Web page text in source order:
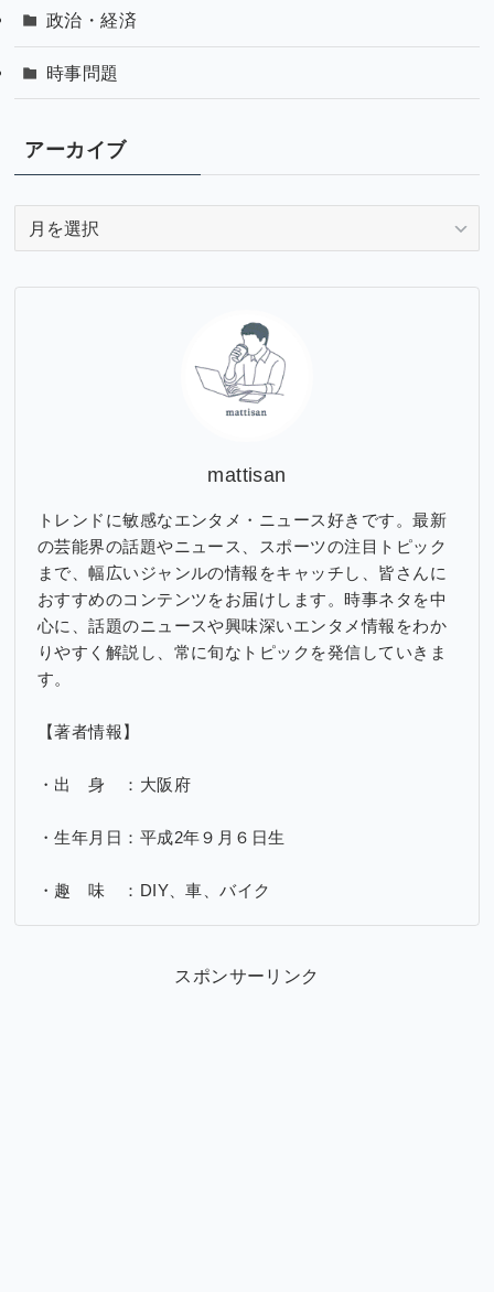
政治・経済
時事問題
アーカイブ
mattisan
トレンドに敏感なエンタメ・ニュース好きです。最新
の芸能界の話題やニュース、スポーツの注目トピック
まで、幅広いジャンルの情報をキャッチし、皆さんに
おすすめのコンテンツをお届けします。時事ネタを中
心に、話題のニュースや興味深いエンタメ情報をわか
りやすく解説し、常に旬なトピックを発信していきま
す。
【著者情報】
・出 身 ：大阪府
・生年月日：平成2年９月６日生
・趣 味 ：DIY、車、バイク
スポンサーリンク